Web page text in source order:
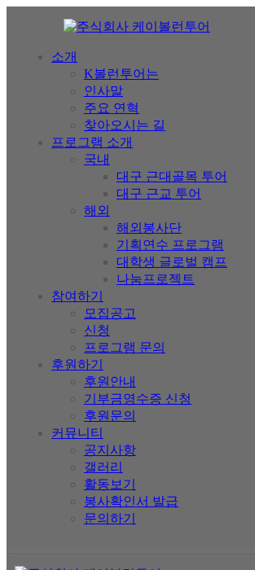
소개
K볼런투어는
인사말
주요 연혁
찾아오시는 길
프로그램 소개
국내
대구 근대골목 투어
대구 근교 투어
해외
해외봉사단
기획연수 프로그램
대학생 글로벌 캠프
나눔프로젝트
참여하기
모집공고
신청
프로그램 문의
후원하기
후원안내
기부금영수증 신청
후원문의
커뮤니티
공지사항
갤러리
활동보기
봉사확인서 발급
문의하기